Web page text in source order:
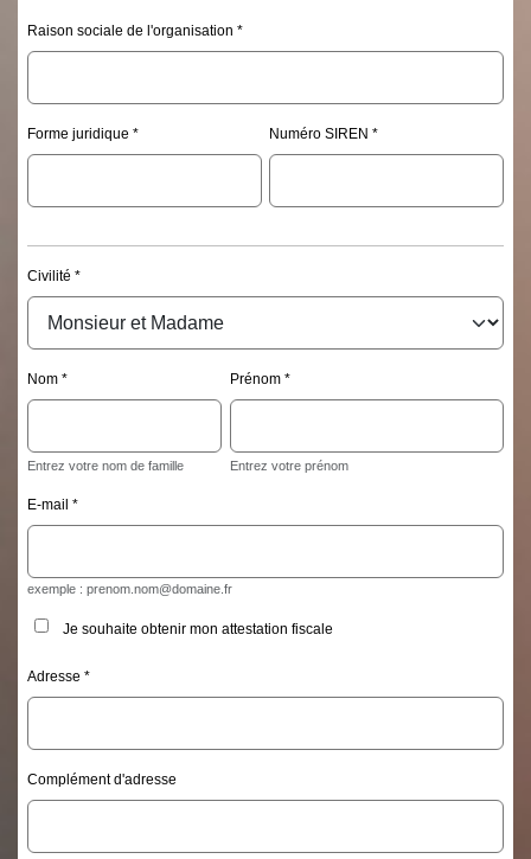
Raison sociale de l'organisation
Forme juridique Numéro SIREN
Civilité
Nom
Entrez votre nom de famille
Prénom
Entrez votre prénom
E-mail
exemple : prenom.nom@domaine.fr
Je souhaite obtenir mon attestation fiscale
Adresse
Complément d'adresse